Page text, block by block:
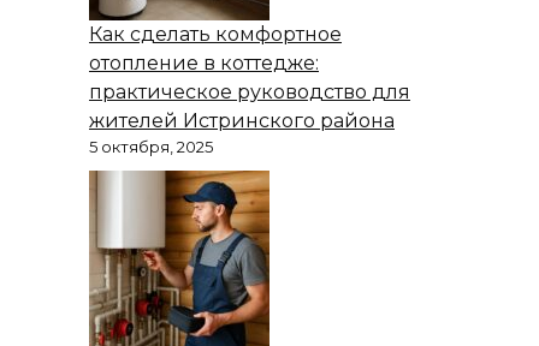
Как сделать комфортное
отопление в коттедже:
практическое руководство для
жителей Истринского района
5 октября, 2025